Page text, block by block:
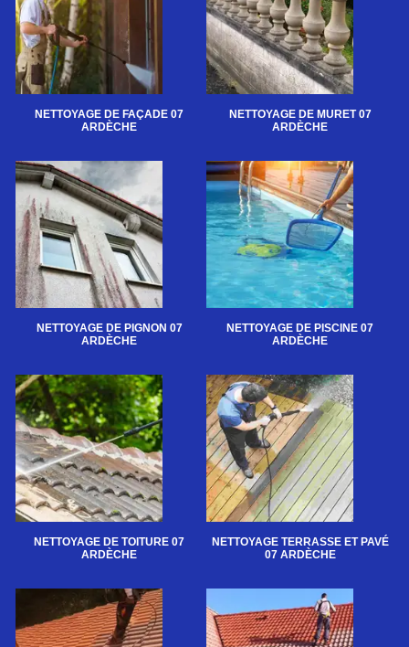
NETTOYAGE DE FAÇADE 07
ARDÈCHE
NETTOYAGE DE MURET 07
ARDÈCHE
NETTOYAGE DE PIGNON 07
ARDÈCHE
NETTOYAGE DE PISCINE 07
ARDÈCHE
NETTOYAGE DE TOITURE 07
ARDÈCHE
NETTOYAGE TERRASSE ET PAVÉ
07 ARDÈCHE